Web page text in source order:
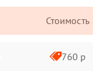
Стоимость
760 р